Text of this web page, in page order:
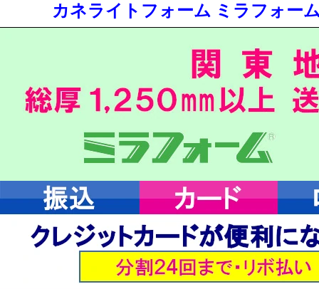
カネライトフォーム ミラフォー